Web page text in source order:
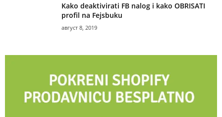
Kako deaktivirati FB nalog i kako OBRISATI
profil na Fejsbuku
август 8, 2019